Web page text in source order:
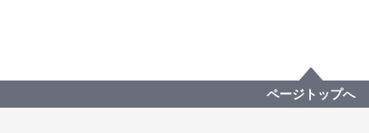
ページトップへ